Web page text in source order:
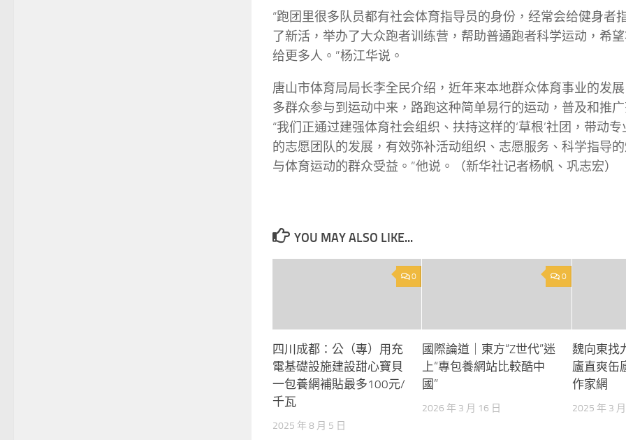
“跑团里很多队员都有社会体育指导员的身份，经常会给健身者
了新活，举办了大众跑者训练营，帮助普通跑者科学运动，希
给更多人。”杨江华说。
唐山市体育局局长李全民介绍，近年来本地群众体育事业的发
多群众参与到运动中来，路跑这种简单易行的运动，普及和推广
“我们正通过建强体育社会组织、扶持这样的‘草根’社团，带动
的志愿团队的发展，有效弥补活动组织、志愿服务、科学指导
与体育运动的群众受益。”他说。（新华社记者杨帆、巩志宏）
YOU MAY ALSO LIKE...
0
四川成都：公（專）用充
電基礎設施建設甜心寶貝
一包養網補貼最多100元/
千瓦
2025 年 8 月 5 日
0
國際論道｜東方“Z世代”迷
上“專包養網站比較酷中
國”
2026 年 3 月 16 日
魏向東找
廬直爽缶
作家網
2025 年 3